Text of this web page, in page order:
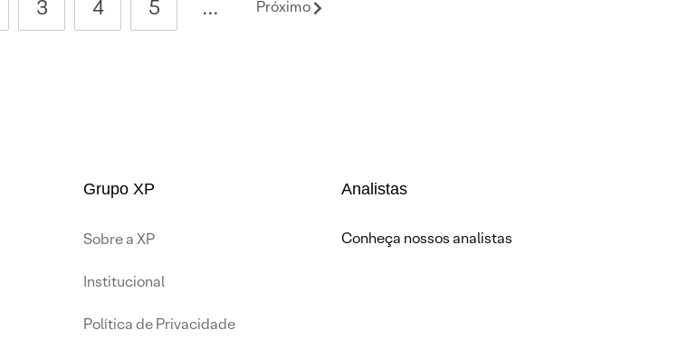
3 4 5 ... Próximo
Grupo XP
Sobre a XP
Institucional
Política de Privacidade
Analistas
Conheça nossos analistas